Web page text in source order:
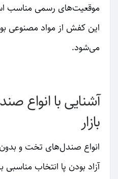
موقعیت‌های رسمی مناسب
این کفش از مواد مصنوعی
می‌شود.
آشنایی با انواع
بازار
انواع صندل‌های تخت و
آزاد بودن پا انتخاب